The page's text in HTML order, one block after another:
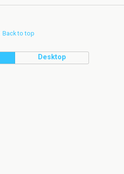
Back to top
Desktop